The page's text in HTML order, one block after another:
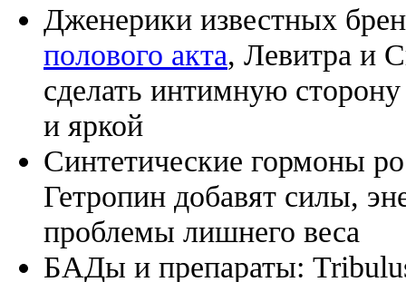
Дженерики известных
полового акта, Левитра и
сделать интимную
и яркой
Синтетические гормоны
Гетропин добавят силы,
проблемы лишнего веса
БАДы и препараты: